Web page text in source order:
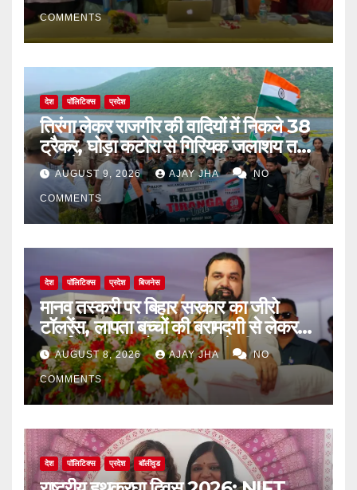
COMMENTS
देश पॉलिटिक्स प्रदेश
तिरंगा लेकर राजगीर की वादियों में निकले 38
ट्रैकर, घोड़ा कटोरा से गिरियक जलाशय तक
गूंजा देशभक्ति का संदेश
AUGUST 9, 2026 AJAY JHA NO
COMMENTS
देश पॉलिटिक्स प्रदेश बिजनेस
मानव तस्करी पर बिहार सरकार का जीरो
टॉलरेंस, लापता बच्चों की बरामदगी से लेकर
पुनर्वास तक पर जोर: सम्राट चौधरी
AUGUST 8, 2026 AJAY JHA NO
COMMENTS
देश पॉलिटिक्स प्रदेश बॉलीवुड